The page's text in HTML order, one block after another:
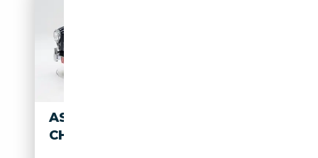
ASTON MARTIN DB 2 MKIII '58
CH31617